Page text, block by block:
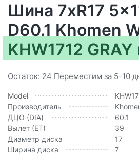
Шина 7xR17
D60.1 Khomen
KHW1712
Остаток: 24 Переместим за 5-10
Model
Производитель
ДЦО (DIA)
60.1
Вылет (ЕТ)
39
Диаметр диска
17
Ширина диска
7